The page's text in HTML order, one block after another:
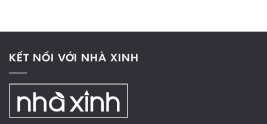
KẾT NỐI VỚI NHÀ XINH